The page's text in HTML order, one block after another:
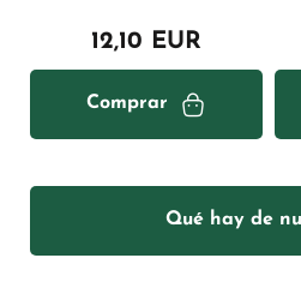
12,10 EUR
Comprar
Qué hay de